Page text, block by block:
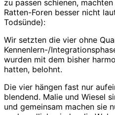
zu passen schienen,
Ratten-Foren besser nicht
Todsünde):
Wir setzten die vier ohne
Kennenlern-/
wurden mit dem bisher
hatten, belohnt.
Die vier hängen fast nur
blendend. Malie und Wiesel
und gemeinsam machen sie